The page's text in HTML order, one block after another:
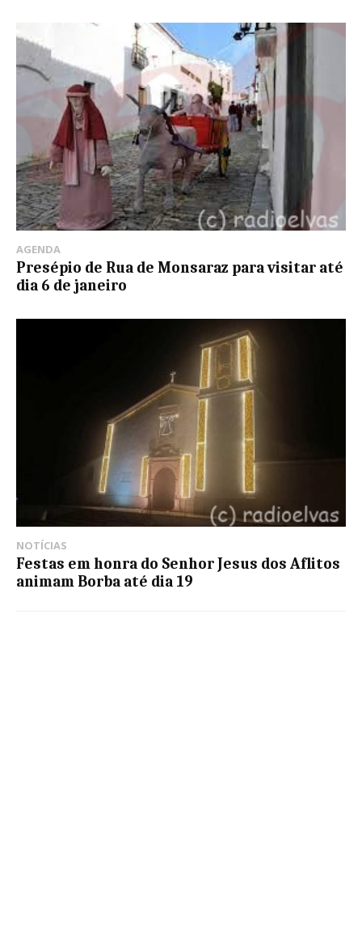
AGENDA
Presépio de Rua de Monsaraz para visitar até
dia 6 de janeiro
NOTÍCIAS
Festas em honra do Senhor Jesus dos Aflitos
animam Borba até dia 19